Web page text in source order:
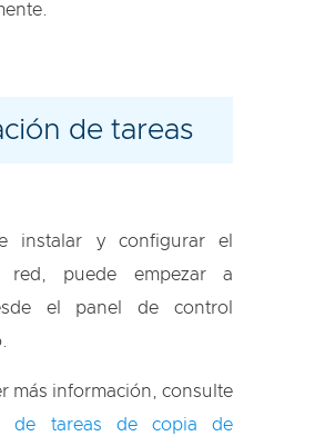
de tareas
instalar y configurar el
red, puede empezar a
el panel de control
más información, consulte
de tareas de copia de